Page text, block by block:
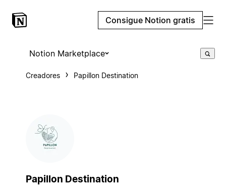
Consigue Notion gratis
Notion Marketplace
Creadores Papillon Destination
Papillon Destination